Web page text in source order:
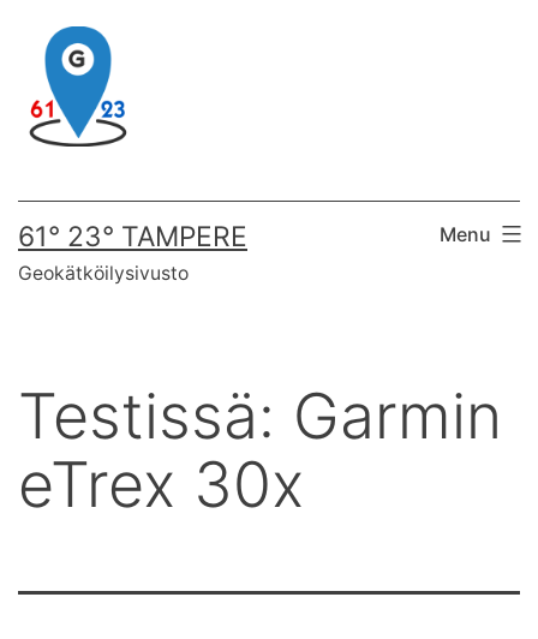
content
61° 23° TAMPERE
Geokätköilysivusto
Menu
Testissä: Garmin
eTrex 30x